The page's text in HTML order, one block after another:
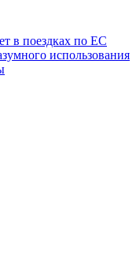
в поездках по ЕС
использования